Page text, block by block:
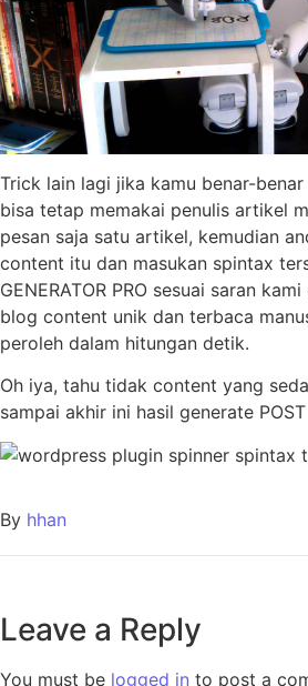
Trick lain lagi jika kamu benar-
bisa tetap memakai penulis artikel
pesan saja satu artikel, kemudian
content itu dan masukan spintax
GENERATOR PRO sesuai saran
blog content unik dan terbaca
peroleh dalam hitungan detik.
Oh iya, tahu tidak content yang
sampai akhir ini hasil generate POST
By hhan
Leave a Reply
You must be logged in to post a